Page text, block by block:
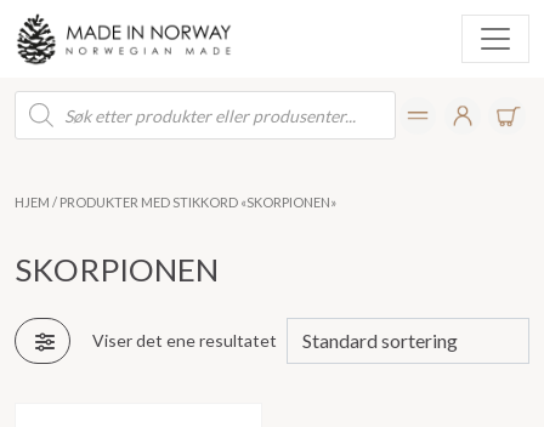
Products
search
HJEM / PRODUKTER MED STIKKORD «SKORPIONEN»
SKORPIONEN
Viser det ene resultatet